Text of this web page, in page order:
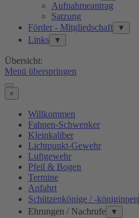
Aufnahmeantrag
Satzung
Förder - Mitgliedschaft
▼
Links ▼
Übersicht:
Menü überspringen
×
Willkommen
Fahnen-Schwenker
Kleinkaliber
Lichtpunkt-Gewehr
Luftgewehr
Pfeil & Bogen
Termine
Anfahrt
Schützenkönige / -königinnen
Ehrungen / Nachrufe ▼